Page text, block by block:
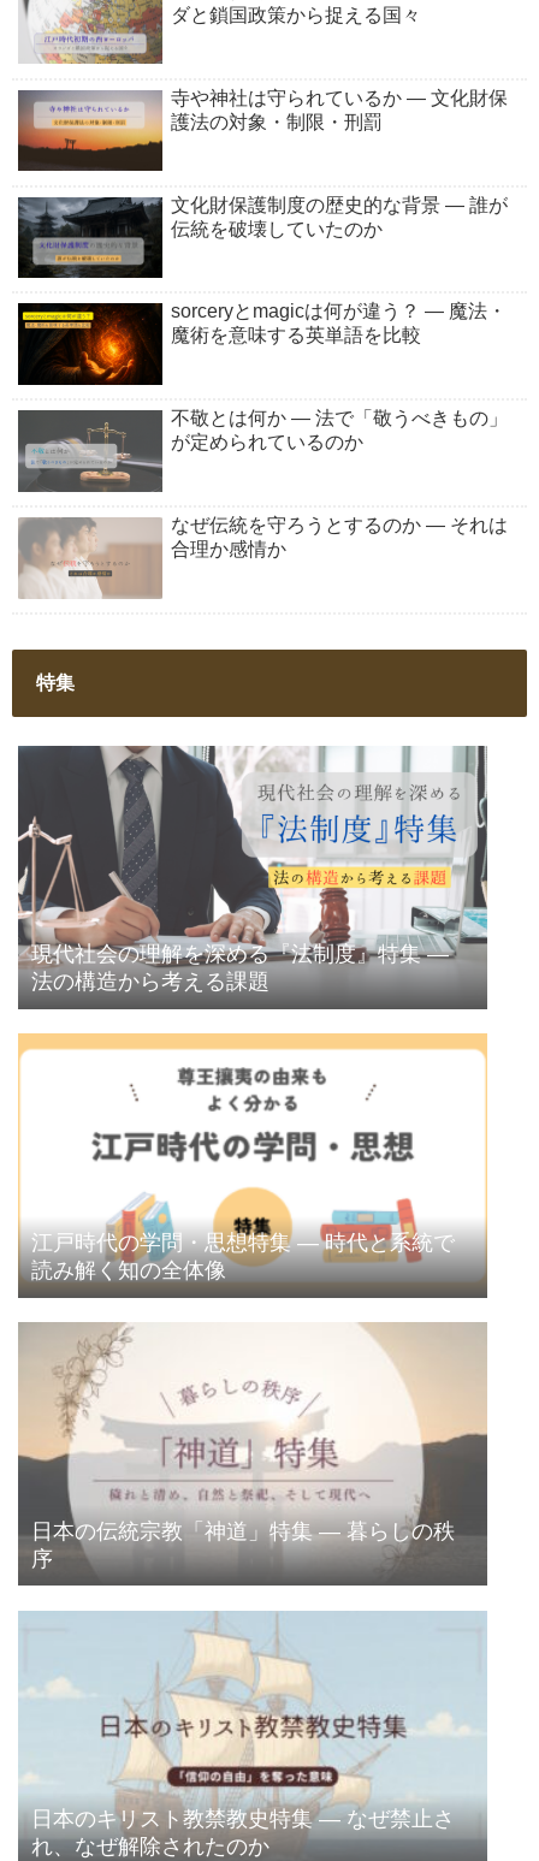
ダと鎖国政策から捉える国々
寺や神社は守られているか ― 文化財保
護法の対象・制限・刑罰
文化財保護制度の歴史的な背景 ― 誰が
伝統を破壊していたのか
sorceryとmagicは何が違う？ ― 魔法・
魔術を意味する英単語を比較
不敬とは何か ― 法で「敬うべきもの」
が定められているのか
なぜ伝統を守ろうとするのか ― それは
合理か感情か
特集
現代社会の理解を深める『法制度』特集 ―
法の構造から考える課題
江戸時代の学問・思想特集 ― 時代と系統で
読み解く知の全体像
日本の伝統宗教「神道」特集 ― 暮らしの秩
序
日本のキリスト教禁教史特集 ― なぜ禁止さ
れ、なぜ解除されたのか